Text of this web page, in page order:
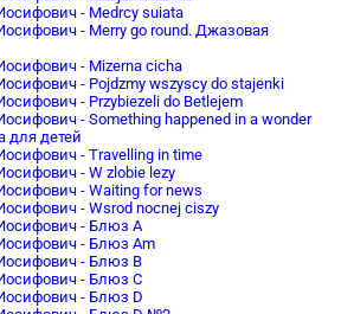
- Medrcy suiata
- Merry go round. Джазовая
- Mizerna cicha
- Pojdzmy wszyscy do stajenki
- Przybiezeli do Betlejem
- Something happened in a wonder
для детей
- Travelling in time
- W zlobie lezy
- Waiting for news
- Wsrod nocnej ciszy
- Блюз A
- Блюз Am
- Блюз B
- Блюз C
- Блюз D